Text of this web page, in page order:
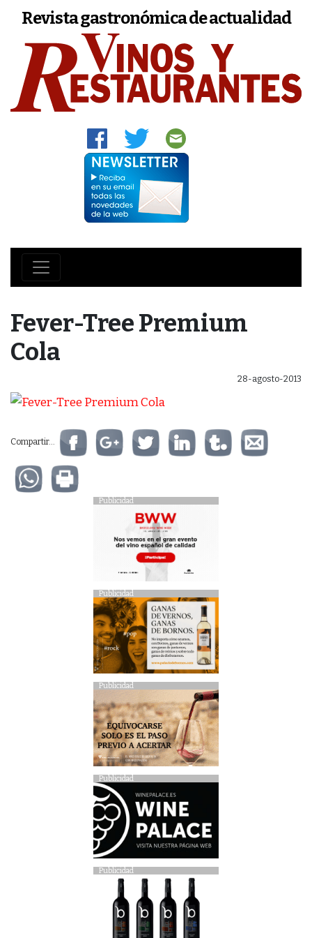
Revista gastronómica de actualidad
Fever-Tree Premium
Cola
28-agosto-2013
Compartir...
Publicidad
Publicidad
Publicidad
Publicidad
Publicidad